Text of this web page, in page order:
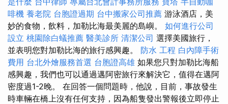
啡機 養老院 台胞證過期 台中搬家公司推薦 游泳酒店，美
妙的食物，飲料，加勒比海最美麗的島嶼。 如何進行公司
設立 桃園除白蟻推薦 醫美診所 清潔公司 選擇美國旅行，
並表明您對加勒比海的旅行感興趣。 防水 工程 白內障手術
費用 台北外燴服務首選 台胞證高雄 如果您只對加勒比海船
感興趣，我們也可以通過邁阿密旅行來解決它，值得在邁阿
密度過1-2晚。 在回答一個問題時，他說，目前，事故發生
時車輛在橋上沒有任何支持，因為船隻發出警報後立即停止